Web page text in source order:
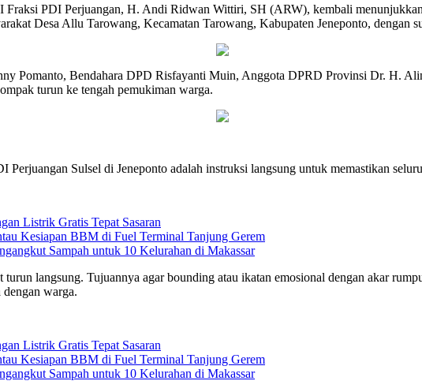
Fraksi PDI Perjuangan, H. Andi Ridwan Wittiri, SH (ARW), kembali
Desa Allu Tarowang, Kecamatan Tarowang, Kabupaten Jeneponto, dengan
Pomanto, Bendahara DPD Risfayanti Muin, Anggota DPRD Provinsi Dr. H.
turun ke tengah pemukiman warga.
Sulsel di Jeneponto adalah instruksi langsung untuk memastikan
Listrik Gratis Tepat Sasaran
Kesiapan BBM di Fuel Terminal Tanjung Gerem
Sampah untuk 10 Kelurahan di Makassar
langsung. Tujuannya agar bounding atau ikatan emosional dengan akar
warga.
Listrik Gratis Tepat Sasaran
Kesiapan BBM di Fuel Terminal Tanjung Gerem
Sampah untuk 10 Kelurahan di Makassar